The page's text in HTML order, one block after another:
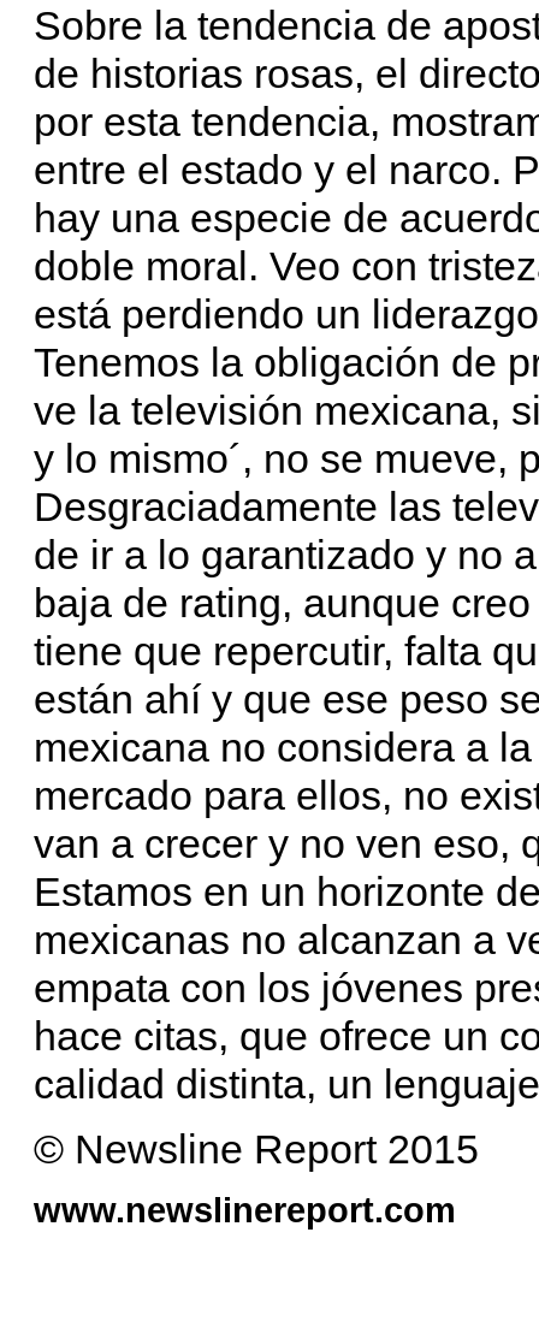
Sobre la tendencia de
de historias rosas, el
por esta tendencia,
entre el estado y el narco.
hay una especie de
doble moral. Veo con
está perdiendo un
Tenemos la obligación de
ve la televisión mexicana,
y lo mismo´, no se mueve,
Desgraciadamente las
de ir a lo garantizado y no
baja de rating, aunque
tiene que repercutir, falta
están ahí y que ese peso
mexicana no considera a
mercado para ellos, no
van a crecer y no ven eso,
Estamos en un horizonte
mexicanas no alcanzan a
empata con los jóvenes
hace citas, que ofrece un
calidad distinta, un
© Newsline Report 2015
www.newslinereport.com